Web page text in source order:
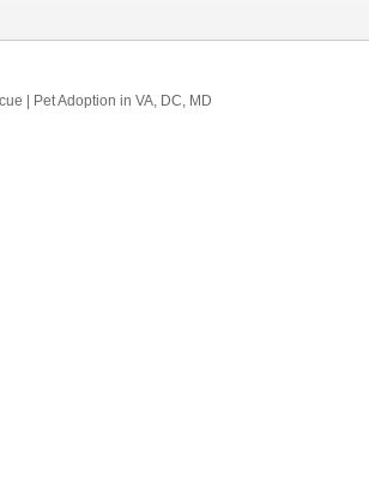
| Pet Adoption in VA, DC, MD